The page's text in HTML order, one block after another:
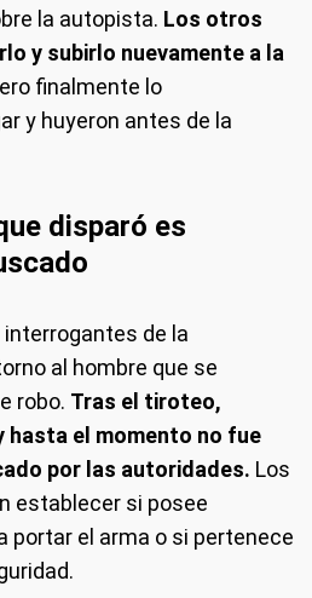
la autopista. Los otros
y subirlo nuevamente a la
finalmente lo
y huyeron antes de la
disparó es
de la
al hombre que se
robo. Tras el tiroteo,
hasta el momento no fue
por las autoridades. Los
establecer si posee
portar el arma o si pertenece